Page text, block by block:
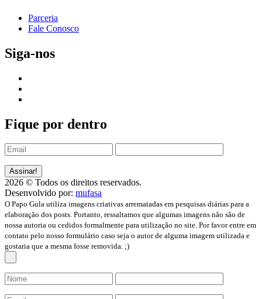
Parceria
Fale Conosco
Siga-nos
Fique por dentro
2026 © Todos os direitos reservados.
Desenvolvido por: mufasa
O Papo Gula utiliza imagens criativas arrematadas em pesquisas diárias para a
elaboração dos posts. Portanto, ressaltamos que algumas imagens não são de
nossa autoria ou cedidos formalmente para utilização no site. Por favor entre em
contato pelo nosso formulário caso seja o autor de alguma imagem utilizada e
gostaria que a mesma fosse removida. ;)